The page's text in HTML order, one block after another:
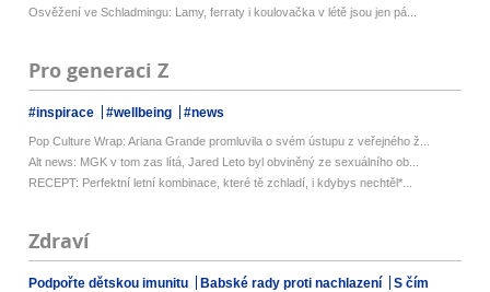
Osvěžení ve Schladmingu: Lamy, ferraty i koulovačka v létě jsou jen pá...
Pro generaci Z
#inspirace #wellbeing #news
Pop Culture Wrap: Ariana Grande promluvila o svém ústupu z veřejného ž...
Alt news: MGK v tom zas lítá, Jared Leto byl obviněný ze sexuálního ob...
RECEPT: Perfektní letní kombinace, které tě zchladí, i kdybys nechtěl*...
Zdraví
Podpořte dětskou imunitu Babské rady proti nachlazení
S čím